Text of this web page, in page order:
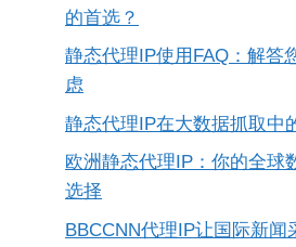
的首选？
静态代理IP使用FAQ：解答
虑
静态代理IP在大数据抓取中
欧洲静态代理IP：你的全球
选择
BBCCNN代理IP让国际新闻